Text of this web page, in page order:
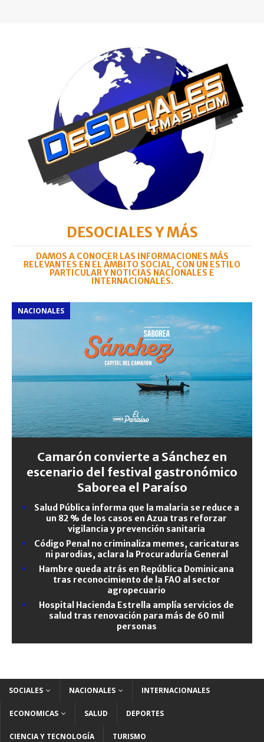
DESOCIALES Y MÁS
DAMOS A CONOCER LAS INFORMACIONES MÁS
RELEVANTES EN EL ÁMBITO SOCIAL, CON UN ESTILO
PARTICULAR Y NOTICIAS NACIONALES E
INTERNACIONALES.
NACIONALES
Camarón convierte a Sánchez en
escenario del festival gastronómico
Saborea el Paraíso
Salud Pública informa que la malaria se reduce a
un 82 % de los casos en Azua tras reforzar
vigilancia y prevención sanitaria
Código Penal no criminaliza memes, caricaturas
ni parodias, aclara la Procuraduría General
Hambre queda atrás en República Dominicana
tras reconocimiento de la FAO al sector
agropecuario
Hospital Hacienda Estrella amplía servicios de
salud tras renovación para más de 60 mil
personas
SOCIALES NACIONALES INTERNACIONALES
ECONOMICAS SALUD DEPORTES
CIENCIA Y TECNOLOGÍA TURISMO